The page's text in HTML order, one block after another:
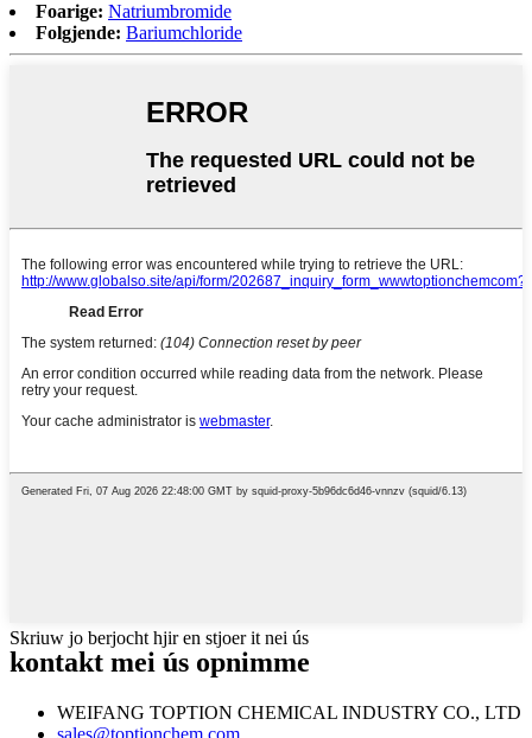
Foarige: Natriumbromide
Folgjende: Bariumchloride
Skriuw jo berjocht hjir en stjoer it nei ús
kontakt mei ús opnimme
WEIFANG TOPTION CHEMICAL INDUSTRY CO., LTD
sales@toptionchem.com